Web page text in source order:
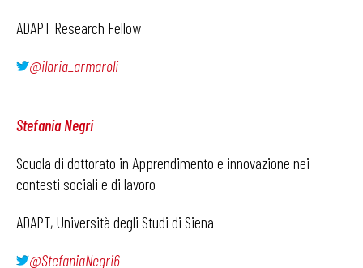
ADAPT Research Fellow
@ilaria_armaroli
Stefania Negri
Scuola di dottorato in Apprendimento e innovazione nei
contesti sociali e di lavoro
ADAPT, Università degli Studi di Siena
@StefaniaNegri6